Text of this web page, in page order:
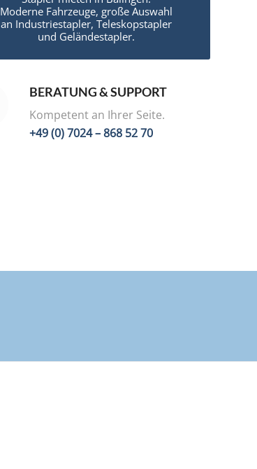
Moderne Fahrzeuge, große Auswahl
an Industriestapler, Teleskopstapler
und Geländestapler.
BERATUNG & SUPPORT
Kompetent an Ihrer Seite.
+49 (0) 7024 – 868 52 70